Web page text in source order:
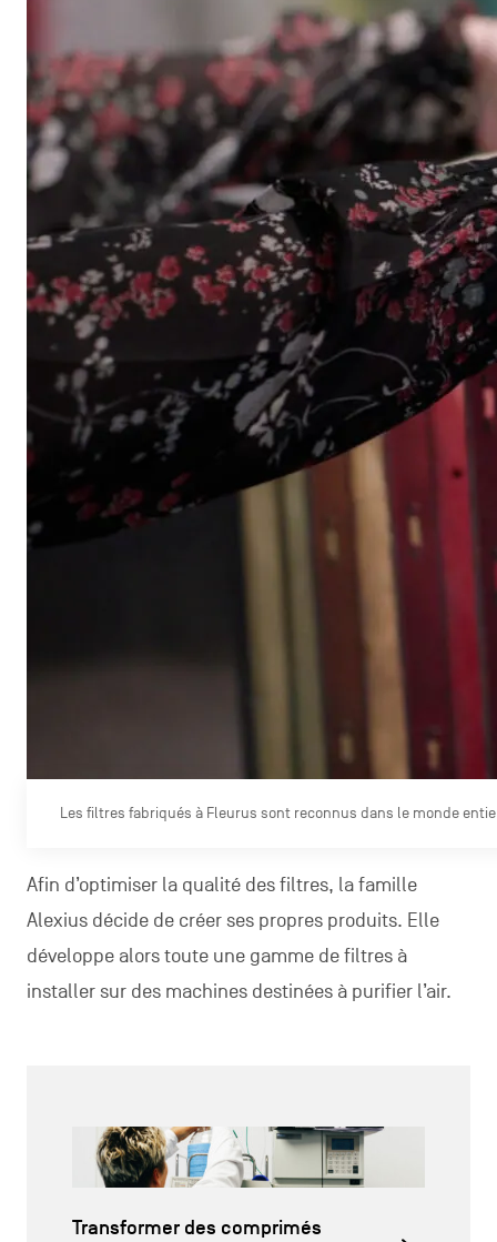
Les filtres fabriqués à Fleurus sont reconnus dans le monde
Afin d’optimiser la qualité des filtres, la famille
Alexius décide de créer ses propres produits. Elle
développe alors toute une gamme de filtres à
installer sur des machines destinées à purifier l’air.
Transformer des comprimés